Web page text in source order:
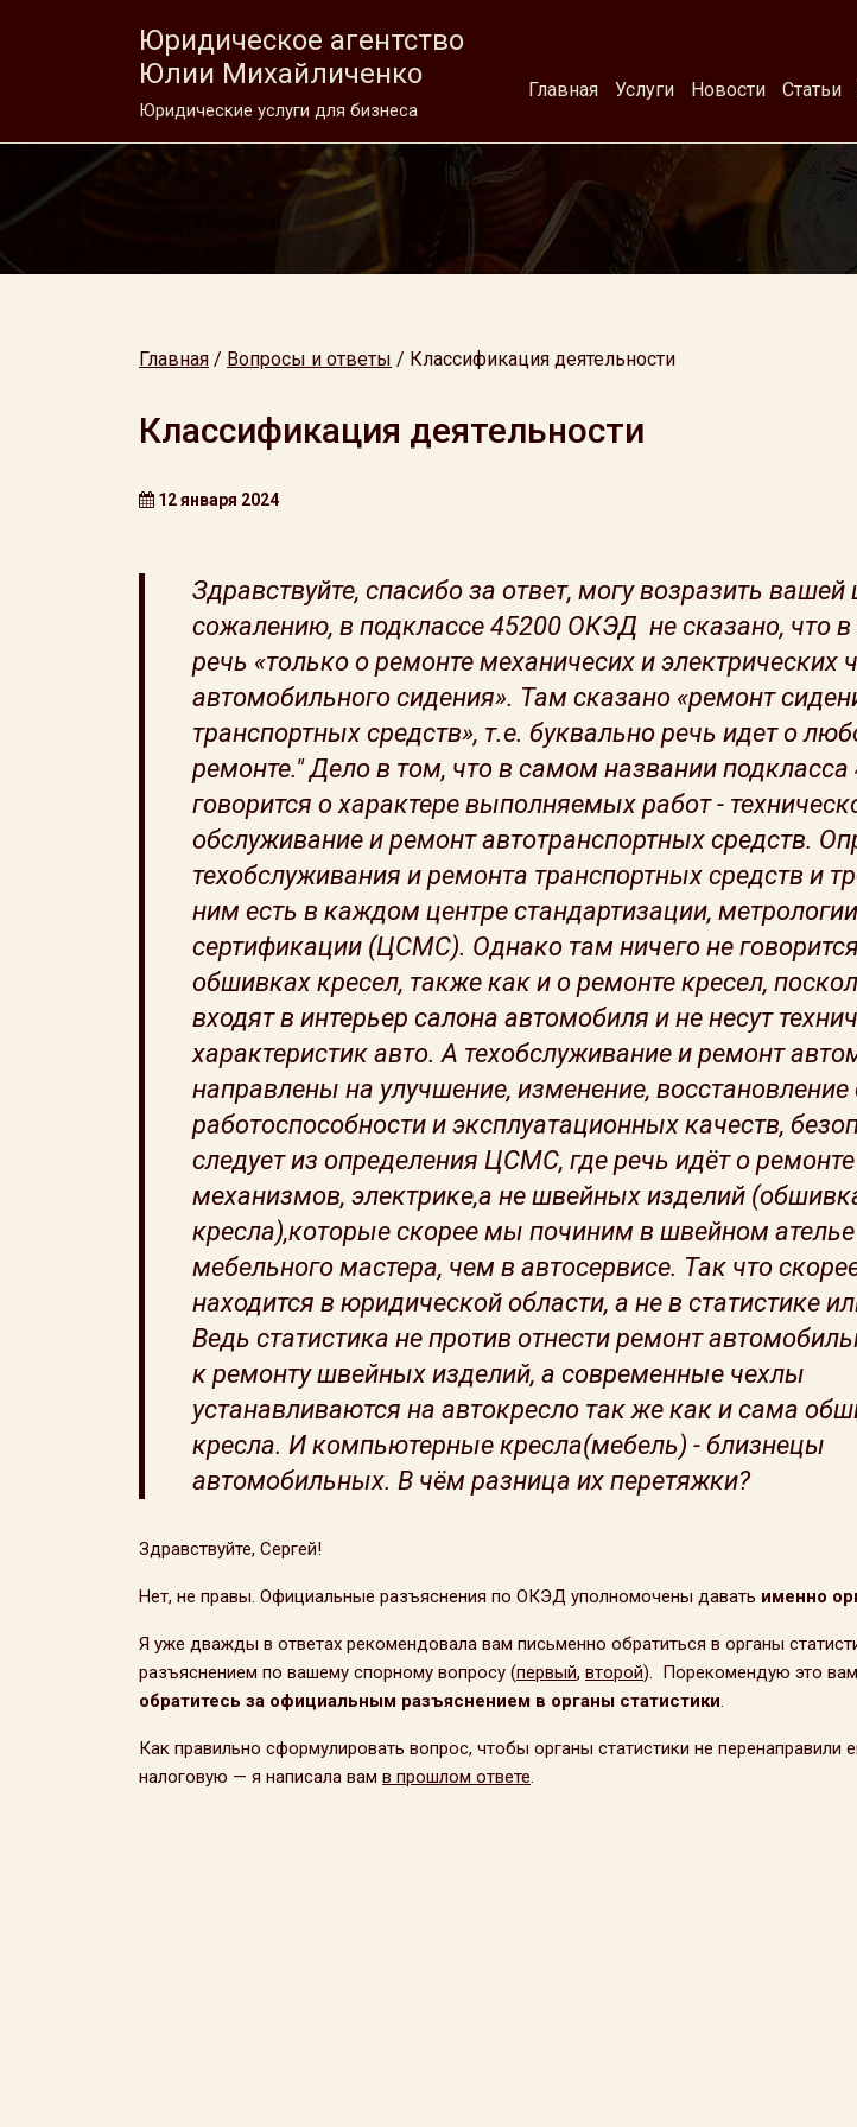
Юридическое агентство
Юлии Михайличенко
Юридические услуги для бизнеса
Главная Услуги Новости Статьи
Главная / Вопросы и ответы / Классификация деятельности
Классификация деятельности
12 января 2024
Здравствуйте, спасибо за ответ, могу возразить вашей
сожалению, в подклассе 45200 ОКЭД не сказано, что
речь «только о ремонте механичесих и электрических
автомобильного сидения». Там сказано «ремонт
транспортных средств», т.е. буквально речь идет о
ремонте." Дело в том, что в самом названии подкласса
говорится о характере выполняемых работ -
обслуживание и ремонт автотранспортных средств.
техобслуживания и ремонта транспортных средств и
ним есть в каждом центре стандартизации,
сертификации (ЦСМС). Однако там ничего не
обшивках кресел, также как и о ремонте кресел,
входят в интерьер салона автомобиля и не несут
характеристик авто. А техобслуживание и ремонт
направлены на улучшение, изменение, восстановление
работоспособности и эксплуатационных качеств,
следует из определения ЦСМС, где речь идёт о ремонте
механизмов, электрике,а не швейных изделий
кресла),которые скорее мы починим в швейном ателье
мебельного мастера, чем в автосервисе. Так что
находится в юридической области, а не в статистике
Ведь статистика не против отнести ремонт
к ремонту швейных изделий, а современные чехлы
устанавливаются на автокресло так же как и сама
кресла. И компьютерные кресла(мебель) - близнецы
автомобильных. В чём разница их перетяжки?
Здравствуйте, Сергей!
Нет, не правы. Официальные разъяснения по ОКЭД уполномочены давать именно
Я уже дважды в ответах рекомендовала вам письменно обратиться в органы
разъяснением по вашему спорному вопросу (первый, второй). Порекомендую это
обратитесь за официальным разъяснением в органы статистики.
Как правильно сформулировать вопрос, чтобы органы статистики не перенаправили
налоговую — я написала вам в прошлом ответе.